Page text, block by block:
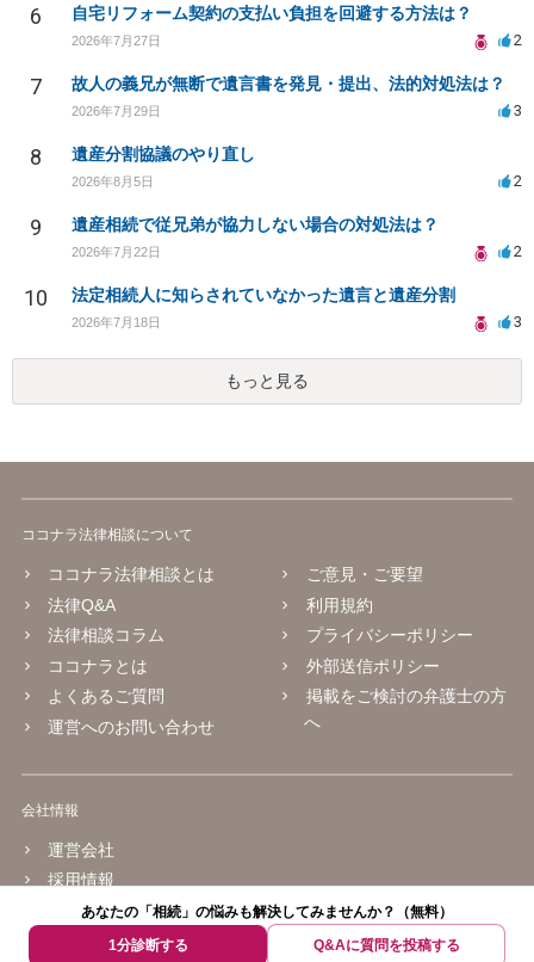
6 自宅リフォーム契約の支払い負担を回避する方法は？
2026年7月27日 2
7 故人の義兄が無断で遺言書を発見・提出、法的対処法は？
2026年7月29日 3
8 遺産分割協議のやり直し
2026年8月5日 2
9 遺産相続で従兄弟が協力しない場合の対処法は？
2026年7月22日 2
10 法定相続人に知らされていなかった遺言と遺産分割
2026年7月18日 3
もっと見る
あなたの「相続」の悩みも解決してみませんか？（無料）
1分診断する
Q&Aに質問を投稿する
ココナラ法律相談について
ココナラ法律相談とは
法律Q&A
法律相談コラム
ココナラとは
よくあるご質問
運営へのお問い合わせ
ご意見・ご要望
利用規約
プライバシーポリシー
外部送信ポリシー
掲載をご検討の弁護士の方
へ
会社情報
運営会社
採用情報
© 2016 coconala Inc.